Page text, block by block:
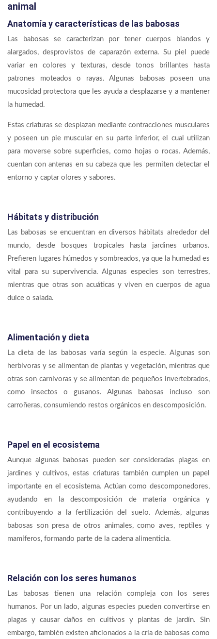
animal
Anatomía y características de las babosas
Las babosas se caracterizan por tener cuerpos blandos y
alargados, desprovistos de caparazón externa. Su piel puede
variar en colores y texturas, desde tonos brillantes hasta
patrones moteados o rayas. Algunas babosas poseen una
mucosidad protectora que les ayuda a desplazarse y a mantener
la humedad.
Estas criaturas se desplazan mediante contracciones musculares
y poseen un pie muscular en su parte inferior, el cual utilizan
para moverse sobre superficies, como hojas o rocas. Además,
cuentan con antenas en su cabeza que les permiten detectar el
entorno y captar olores y sabores.
Hábitats y distribución
Las babosas se encuentran en diversos hábitats alrededor del
mundo, desde bosques tropicales hasta jardines urbanos.
Prefieren lugares húmedos y sombreados, ya que la humedad es
vital para su supervivencia. Algunas especies son terrestres,
mientras que otras son acuáticas y viven en cuerpos de agua
dulce o salada.
Alimentación y dieta
La dieta de las babosas varía según la especie. Algunas son
herbívoras y se alimentan de plantas y vegetación, mientras que
otras son carnívoras y se alimentan de pequeños invertebrados,
como insectos o gusanos. Algunas babosas incluso son
carroñeras, consumiendo restos orgánicos en descomposición.
Papel en el ecosistema
Aunque algunas babosas pueden ser consideradas plagas en
jardines y cultivos, estas criaturas también cumplen un papel
importante en el ecosistema. Actúan como descomponedores,
ayudando en la descomposición de materia orgánica y
contribuyendo a la fertilización del suelo. Además, algunas
babosas son presa de otros animales, como aves, reptiles y
mamíferos, formando parte de la cadena alimenticia.
Relación con los seres humanos
Las babosas tienen una relación compleja con los seres
humanos. Por un lado, algunas especies pueden convertirse en
plagas y causar daños en cultivos y plantas de jardín. Sin
embargo, también existen aficionados a la cría de babosas como